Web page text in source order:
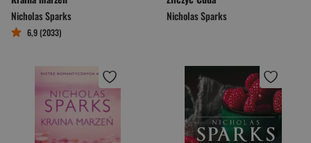
Nicholas Sparks
6,9 (2033)
Nicholas Sparks